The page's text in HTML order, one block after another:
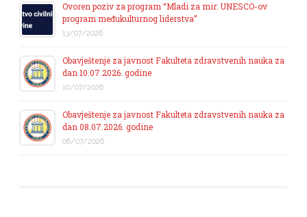
Ovoren poziv za program “Mladi za mir: UNESCO-ov
program međukulturnog liderstva”
13/07/2026
Obavještenje za javnost Fakulteta zdravstvenih nauka za
dan 10.07.2026. godine
10/07/2026
Obavještenje za javnost Fakulteta zdravstvenih nauka za
dan 08.07.2026. godine
08/07/2026